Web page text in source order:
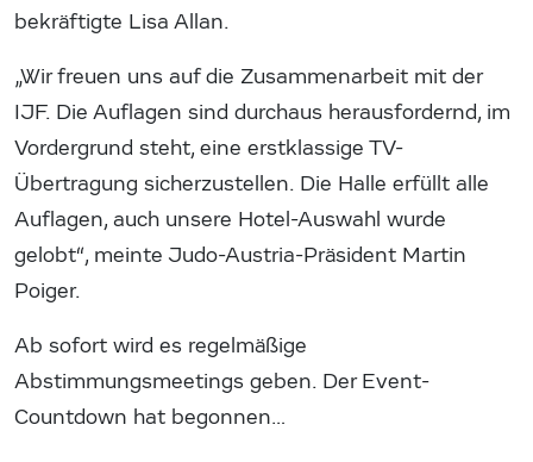
bekräftigte Lisa Allan.
„Wir freuen uns auf die Zusammenarbeit mit der
IJF. Die Auflagen sind durchaus herausfordernd, im
Vordergrund steht, eine erstklassige TV-
Übertragung sicherzustellen. Die Halle erfüllt alle
Auflagen, auch unsere Hotel-Auswahl wurde
gelobt“, meinte Judo-Austria-Präsident Martin
Poiger.
Ab sofort wird es regelmäßige
Abstimmungsmeetings geben. Der Event-
Countdown hat begonnen…